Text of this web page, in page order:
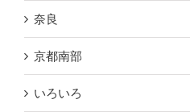
奈良
京都南部
いろいろ